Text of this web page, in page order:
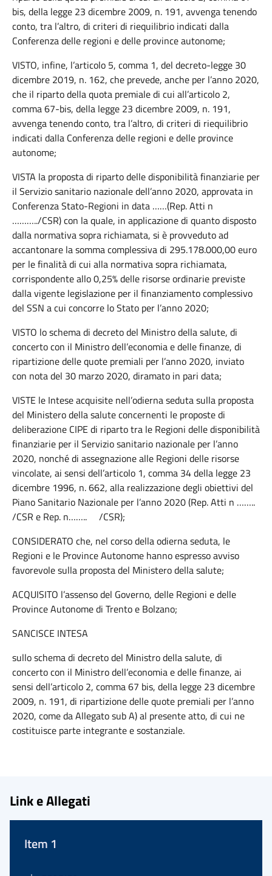
bis, della legge 23 dicembre 2009, n. 191, avvenga tenendo
conto, tra l’altro, di criteri di riequilibrio indicati dalla
Conferenza delle regioni e delle province autonome;
VISTO, infine, l’articolo 5, comma 1, del decreto-legge 30
dicembre 2019, n. 162, che prevede, anche per l’anno 2020,
che il riparto della quota premiale di cui all’articolo 2,
comma 67-bis, della legge 23 dicembre 2009, n. 191,
avvenga tenendo conto, tra l’altro, di criteri di riequilibrio
indicati dalla Conferenza delle regioni e delle province
autonome;
VISTA la proposta di riparto delle disponibilità finanziarie per
il Servizio sanitario nazionale dell’anno 2020, approvata in
Conferenza Stato-Regioni in data ……(Rep. Atti n
………../CSR) con la quale, in applicazione di quanto disposto
dalla normativa sopra richiamata, si è provveduto ad
accantonare la somma complessiva di 295.178.000,00 euro
per le finalità di cui alla normativa sopra richiamata,
corrispondente allo 0,25% delle risorse ordinarie previste
dalla vigente legislazione per il finanziamento complessivo
del SSN a cui concorre lo Stato per l’anno 2020;
VISTO lo schema di decreto del Ministro della salute, di
concerto con il Ministro dell’economia e delle finanze, di
ripartizione delle quote premiali per l’anno 2020, inviato
con nota del 30 marzo 2020, diramato in pari data;
VISTE le Intese acquisite nell’odierna seduta sulla proposta
del Ministero della salute concernenti le proposte di
deliberazione CIPE di riparto tra le Regioni delle disponibilità
finanziarie per il Servizio sanitario nazionale per l’anno
2020, nonché di assegnazione alle Regioni delle risorse
vincolate, ai sensi dell’articolo 1, comma 34 della legge 23
dicembre 1996, n. 662, alla realizzazione degli obiettivi del
Piano Sanitario Nazionale per l’anno 2020 (Rep. Atti n ……..
/CSR e Rep. n…….. /CSR);
CONSIDERATO che, nel corso della odierna seduta, le
Regioni e le Province Autonome hanno espresso avviso
favorevole sulla proposta del Ministero della salute;
ACQUISITO l’assenso del Governo, delle Regioni e delle
Province Autonome di Trento e Bolzano;
SANCISCE INTESA
sullo schema di decreto del Ministro della salute, di
concerto con il Ministro dell’economia e delle finanze, ai
sensi dell’articolo 2, comma 67 bis, della legge 23 dicembre
2009, n. 191, di ripartizione delle quote premiali per l’anno
2020, come da Allegato sub A) al presente atto, di cui ne
costituisce parte integrante e sostanziale.
Link e Allegati
Item 1